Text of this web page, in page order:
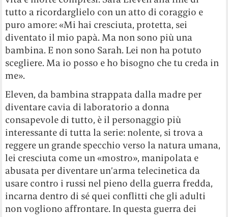
tutto a ricordarglielo con un atto di coraggio e
puro amore: «Mi hai cresciuta, protetta, sei
diventato il mio papà. Ma non sono più una
bambina. E non sono Sarah. Lei non ha potuto
scegliere. Ma io posso e ho bisogno che tu creda in
me».
Eleven, da bambina strappata dalla madre per
diventare cavia di laboratorio a donna
consapevole di tutto, è il personaggio più
interessante di tutta la serie: nolente, si trova a
reggere un grande specchio verso la natura umana,
lei cresciuta come un «mostro», manipolata e
abusata per diventare un’arma telecinetica da
usare contro i russi nel pieno della guerra fredda,
incarna dentro di sé quei conflitti che gli adulti
non vogliono affrontare. In questa guerra dei